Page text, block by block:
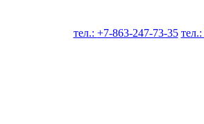
тел.: +7-863-247-73-35 тел.: